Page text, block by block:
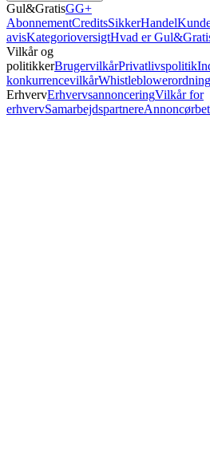
Gul&GratisGG+
AbonnementCreditsSikkerHandel
avisKategorioversigtHvad er
Vilkår og
politikkerBrugervilkårPrivatlivspolitik
konkurrencevilkårWhistleblowerordning
ErhvervErhvervsannonceringVilkår for
erhvervSamarbejdspartnere